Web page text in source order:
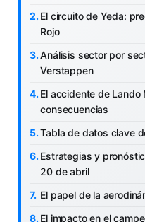
El circuito de Yeda:
Rojo
Análisis sector por
Verstappen
El accidente de
consecuencias
Tabla de datos clave
Estrategias y
20 de abril
El papel de la
El impacto en el